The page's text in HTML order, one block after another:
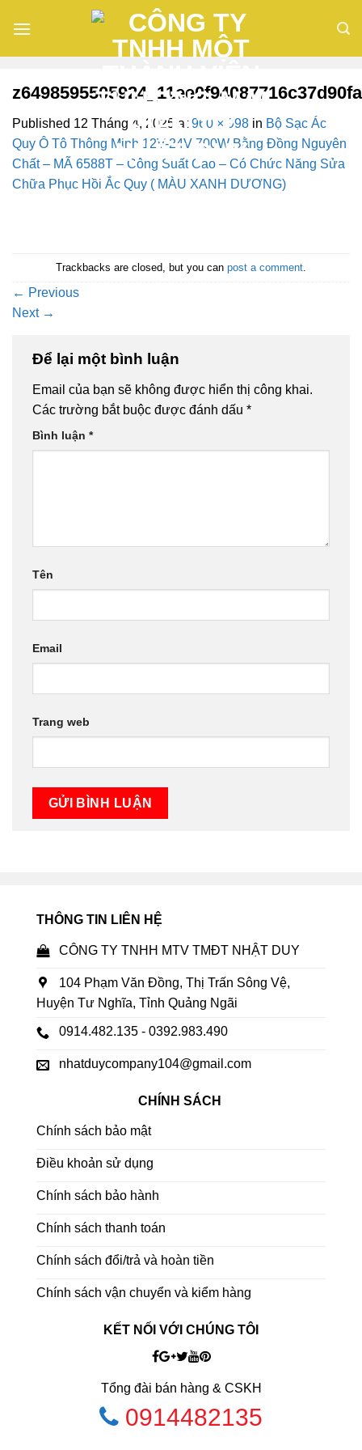
Published 12 Tháng 4, 2025 at960 × 998 in Bộ Sạc Ác
Quy Ô Tô Thông Minh 12V-24V 700W Bằng Đồng Nguyên
Chất – MÃ 6588T – Công Suất Cao – Có Chức Năng Sửa
Chữa Phục Hồi Ắc Quy ( MÀU XANH DƯƠNG)
Trackbacks are closed, but you can post a comment
← Previous
Next →
Để lại một bình luận
Email của bạn sẽ không được hiển thị công khai.
Các trường bắt buộc được đánh dấu *
Bình luận *
Tên
Email
Trang web
THÔNG TIN LIÊN HỆ
CÔNG TY TNHH MTV TMĐT NHẬT DUY
104 Phạm Văn Đồng, Thị Trấn Sông Vệ,
Huyện Tư Nghĩa, Tỉnh Quảng Ngãi
0914.482.135 - 0392.983.490
nhatduycompany104@gmail.com
CHÍNH SÁCH
Chính sách bảo mật
Điều khoản sử dụng
Chính sách bảo hành
Chính sách thanh toán
Chính sách đổi/trả và hoàn tiền
Chính sách vận chuyển và kiểm hàng
KẾT NỐI VỚI CHÚNG TÔI
Tổng đài bán hàng & CSKH
0914482135